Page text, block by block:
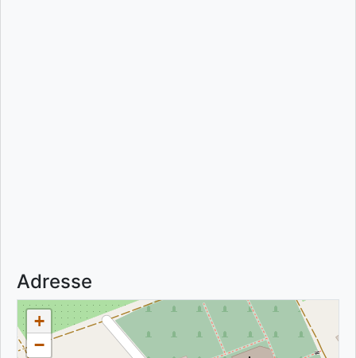
Adresse
+
−